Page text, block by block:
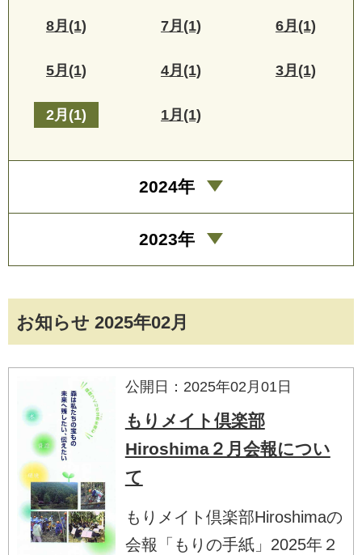
お知らせ 2025年02月
公開日：2025年02月01日
もりメイト倶楽部
Hiroshima２月会報につい
て
もりメイト倶楽部Hiroshimaの
会報「もりの手紙」2025年２
8月(1) 7月(1) 6月(1)
5月(1) 4月(1) 3月(1)
2月(1) 1月(1)
2024年
2023年